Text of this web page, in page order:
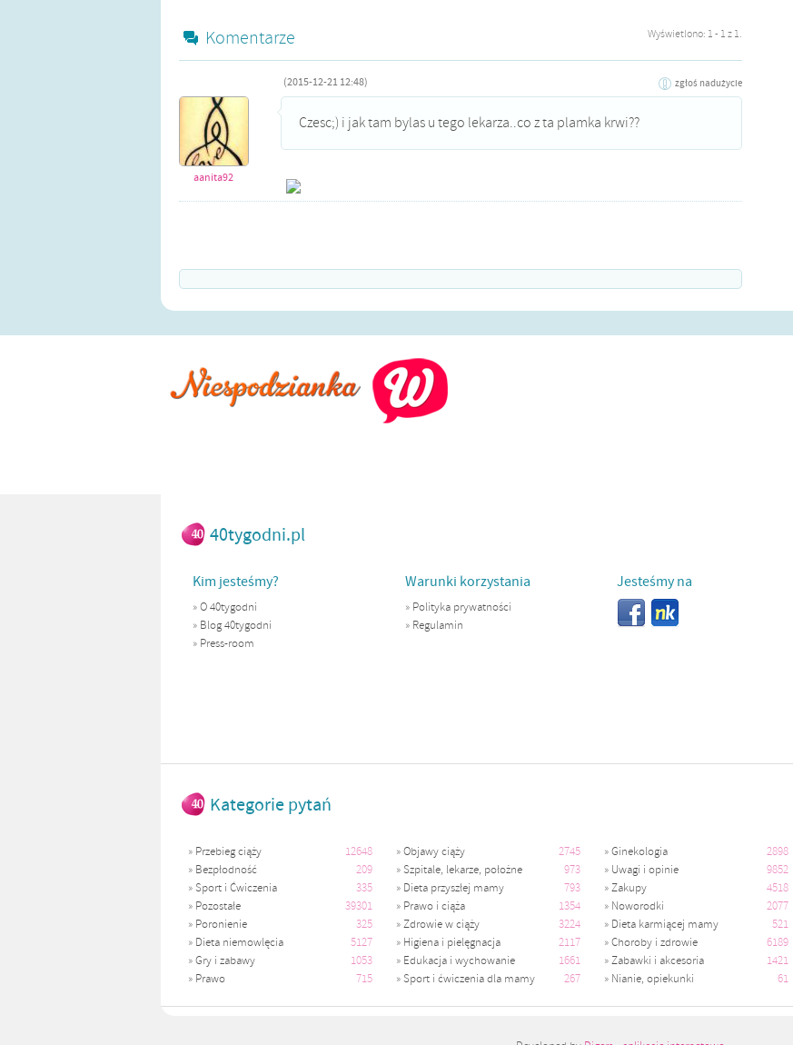
Komentarze Wyświetlono: 1 - 1 z 1.
(2015-12-21 12:48) zgłoś nadużycie
aanita92
Czesc;) i jak tam bylas u tego lekarza..co z ta plamka krwi??
40tygodni.pl
Kim jesteśmy?
»O 40tygodni
» Blog 40tygodni
» Press-room
Warunki korzystania
» Polityka prywatności
» Regulamin
Jesteśmy na
Kategorie pytań
» Przebieg ciąży 12648 »Objawy ciąży 2745 »Ginekologia 2898
» Bezpłodność 209 »Szpitale, lekarze, położne 973 » Uwagi i opinie 9852
»Sport i Ćwiczenia 335 » Dieta przyszłej mamy 793 »Zakupy 4518
» Pozostałe 39301 » Prawo i ciąża 1354 » Noworodki 2077
» Poronienie 325 »Zdrowie w ciąży 3224 » Dieta karmiącej mamy 521
» Dieta niemowlęcia 5127 » Higiena i pielęgnacja 2117 »Choroby i zdrowie 6189
»Gry i zabawy 1053 » Edukacja i wychowanie 1661 »Zabawki i akcesoria 1421
» Prawo 715 »Sport i ćwiczenia dla mamy 267 » Nianie, opiekunki 61